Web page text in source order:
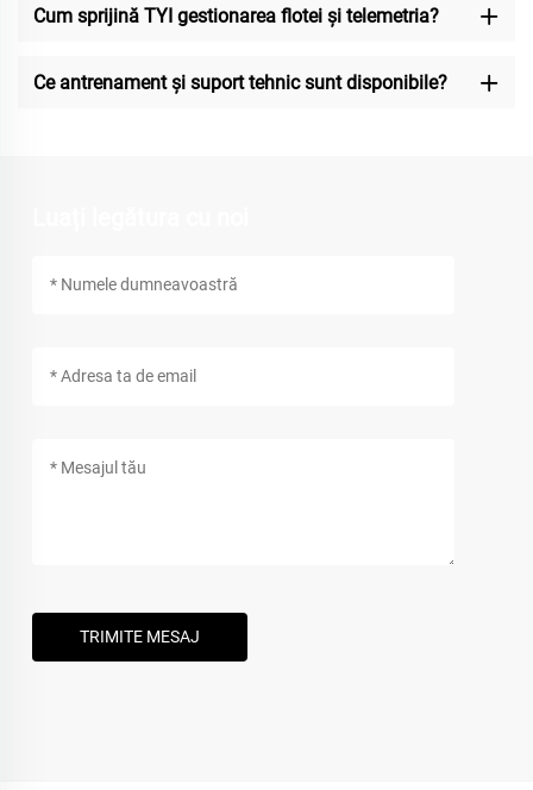
Cum sprijină TYI gestionarea flotei și telemetria?
Ce antrenament și suport tehnic sunt disponibile?
TRIMITE MESAJ